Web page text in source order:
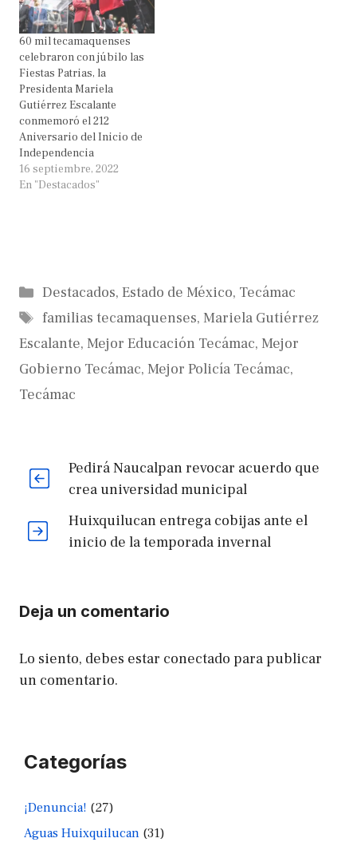
60 mil tecamaquenses
celebraron con júbilo las
Fiestas Patrias, la
Presidenta Mariela
Gutiérrez Escalante
conmemoró el 212
Aniversario del Inicio de
Independencia
16 septiembre, 2022
En "Destacados"
Categorías
Destacados, Estado de México, Tecámac
Etiquetas
familias tecamaquenses, Mariela Gutiérrez
Escalante, Mejor Educación Tecámac, Mejor
Gobierno Tecámac, Mejor Policía Tecámac,
Tecámac
Pedirá Naucalpan revocar acuerdo que
crea universidad municipal
Huixquilucan entrega cobijas ante el
inicio de la temporada invernal
Deja un comentario
Lo siento, debes estar conectado para publicar
un comentario.
Categorías
¡Denuncia! (27)
Aguas Huixquilucan (31)